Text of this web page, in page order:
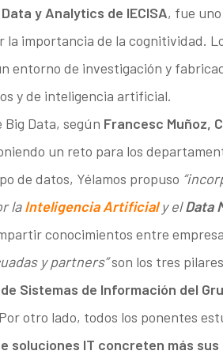
y Analytics de IECISA, fue
importancia de la cognitividad.
entorno de investigación y
y de inteligencia artificial.
Big Data, según Francesc Muñoz,
un reto para los
de datos, Yélamos propuso
laInteligencia Artificialy elData
conocimientos entre
y partners”son los tres
Sistemas de Información del
otro lado, todos los ponentes
soluciones IT concreten más